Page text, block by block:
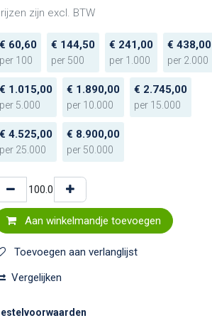
zijn excl. BTW
€ 60,60
per 100
€ 144,50
per 500
€ 241,00
per 1.000
€ 438,00
per 2.000
€ 1.015,00
per 5.000
€ 1.890,00
per 10.000
€ 2.745,00
per 15.000
€ 4.525,00
per 25.000
€ 8.900,00
per 50.000
Aan winkelmandje toevoegen
Toevoegen aan verlanglijst
Vergelijken